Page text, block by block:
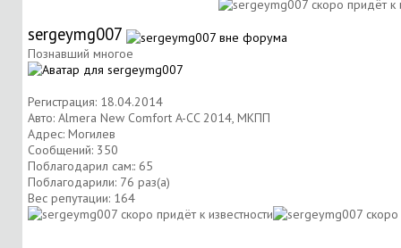
sergeymg007
Познавший многое
Регистрация: 18.04.2014
Авто: Almera New Comfort A-CC 2014, МКПП
Адрес: Могилев
Сообщений: 350
Поблагодарил сам:: 65
Поблагодарили: 76 раз(а)
Вес репутации: 164